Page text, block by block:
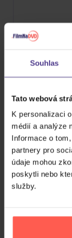
Souhlas
Tato webová
K personalizaci
médií a analýze
Informace o
partnery pro
údaje mohou
poskytli nebo
služby.
Cena
Jazz
Značka/
Rok vydání
Od
Dostupnost
Druh média
3D